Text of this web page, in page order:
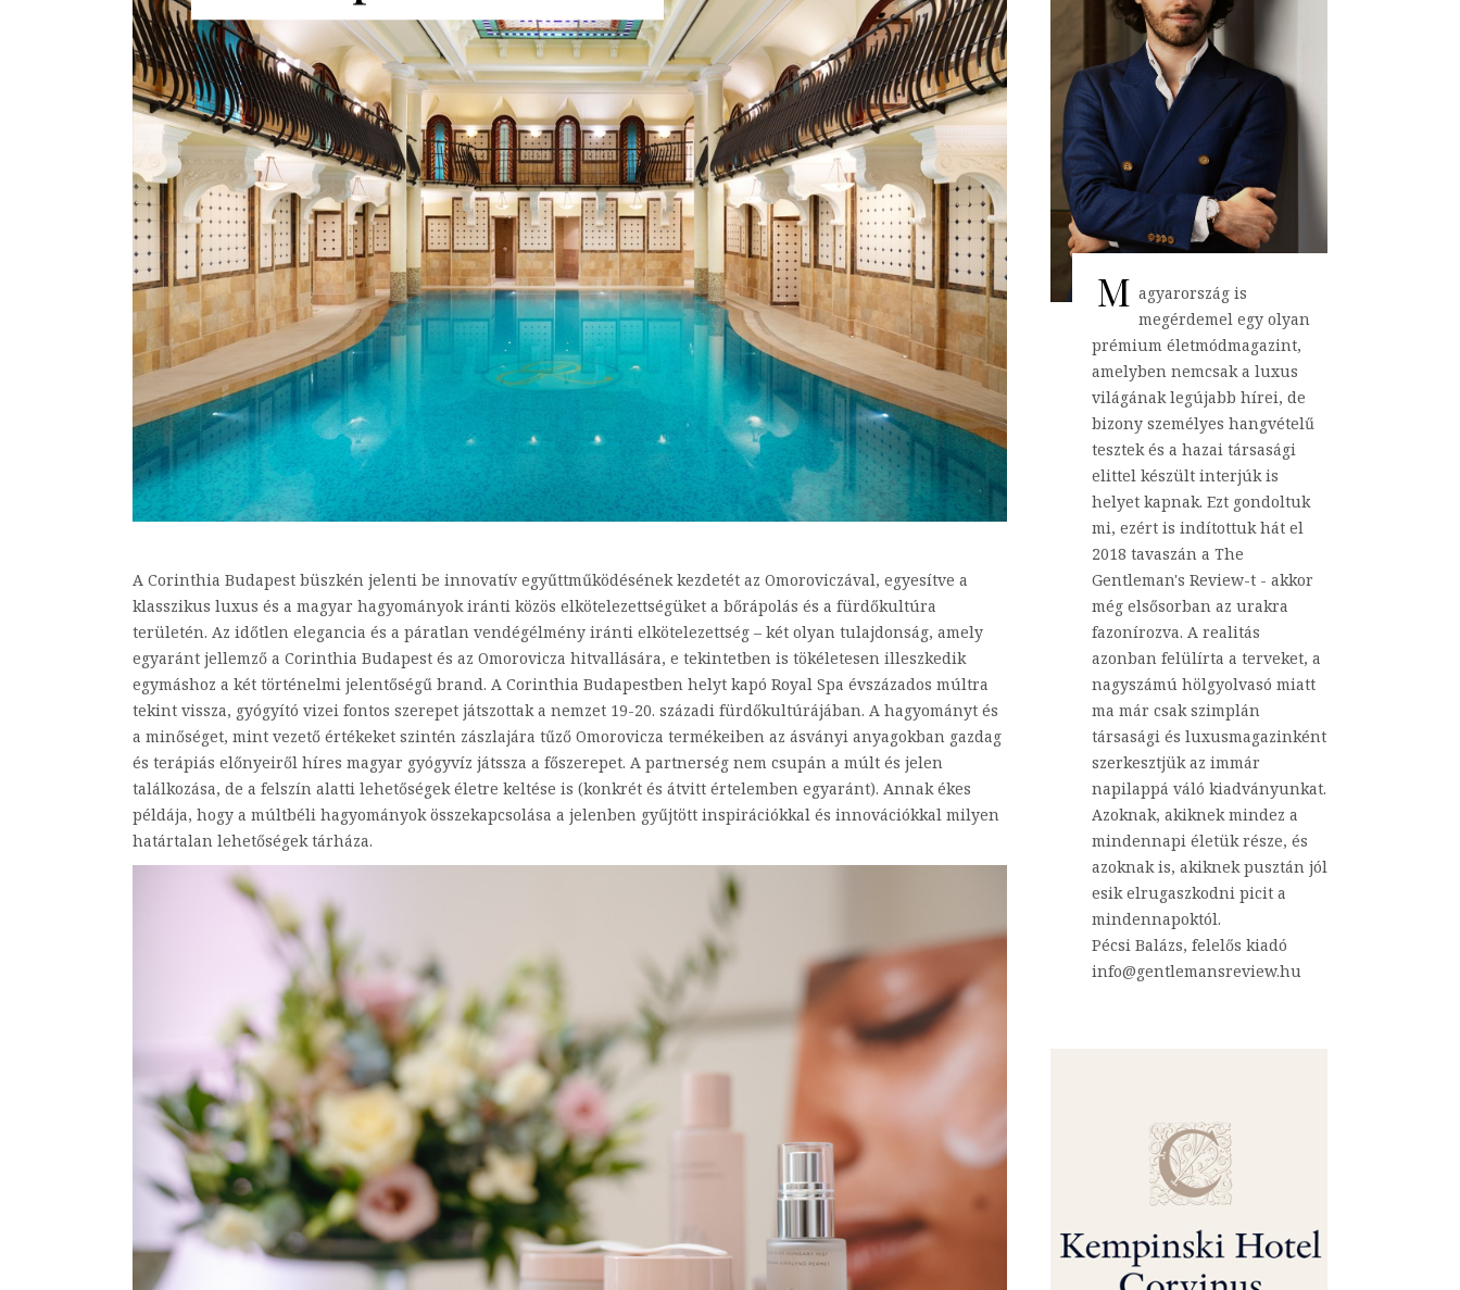
A Corinthia Budapest büszkén jelenti be innovatív egyűttműködésének kezdetét az Omoroviczával, egyesítve a
klasszikus luxus és a magyar hagyományok iránti közös elkötelezettségüket a bőrápolás és a fürdőkultúra
területén. Az időtlen elegancia és a páratlan vendégélmény iránti elkötelezettség – két olyan tulajdonság, amely
egyaránt jellemző a Corinthia Budapest és az Omorovicza hitvallására, e tekintetben is tökéletesen illeszkedik
egymáshoz a két történelmi jelentőségű brand. A Corinthia Budapestben helyt kapó Royal Spa évszázados múltra
tekint vissza, gyógyító vizei fontos szerepet játszottak a nemzet 19-20. századi fürdőkultúrájában. A hagyományt és
a minőséget, mint vezető értékeket szintén zászlajára tűző Omorovicza termékeiben az ásványi anyagokban gazdag
és terápiás előnyeiről híres magyar gyógyvíz játssza a főszerepet. A partnerség nem csupán a múlt és jelen
találkozása, de a felszín alatti lehetőségek életre keltése is (konkrét és átvitt értelemben egyaránt). Annak ékes
példája, hogy a múltbéli hagyományok összekapcsolása a jelenben gyűjtött inspirációkkal és innovációkkal milyen
határtalan lehetőségek tárháza.
M agyarország is
megérdemel egy olyan
prémium életmódmagazint,
amelyben nemcsak a luxus
világának legújabb hírei, de
bizony személyes hangvételű
tesztek és a hazai társasági
elittel készült interjúk is
helyet kapnak. Ezt gondoltuk
mi, ezért is indítottuk hát el
2018 tavaszán a The
Gentleman's Review-t - akkor
még elsősorban az urakra
fazonírozva. A realitás
azonban felülírta a terveket, a
nagyszámú hölgyolvasó miatt
ma már csak szimplán
társasági és luxusmagazinként
szerkesztjük az immár
napilappá váló kiadványunkat.
Azoknak, akiknek mindez a
mindennapi életük része, és
azoknak is, akiknek pusztán jól
esik elrugaszkodni picit a
mindennapoktól.
Pécsi Balázs, felelős kiadó
info@gentlemansreview.hu